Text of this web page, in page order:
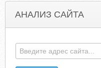
АНАЛИЗ САЙТА